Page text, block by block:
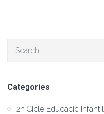
Categories
2n Cicle Educació Infantil